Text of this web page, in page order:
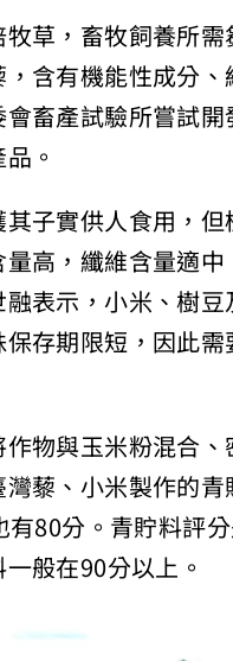
草，畜牧飼養所
含有機能性成分
畜產試驗所嘗試
。
子實供人食用，
高，纖維含量適
表示，小米、樹
存期限短，因此
物與玉米粉混合
藜、小米製作的
80分。青貯料評
般在90分以上。